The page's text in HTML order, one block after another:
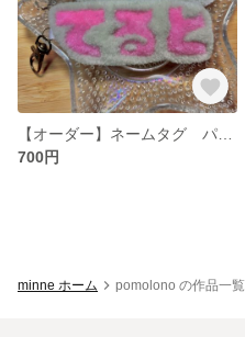
700円
minne ホーム pomolono の作品一覧